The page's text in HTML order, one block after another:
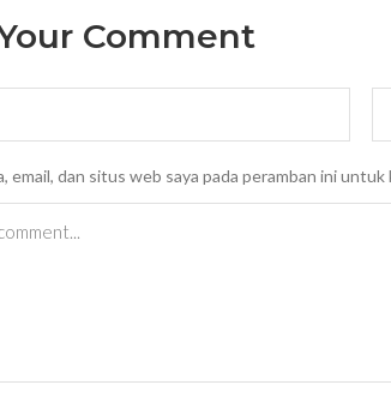
Comment
email, dan situs web saya pada peramban ini